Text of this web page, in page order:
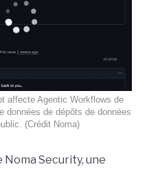
affecte Agentic Workflows de
données de dépôts de données
(Crédit Noma)
Security, une